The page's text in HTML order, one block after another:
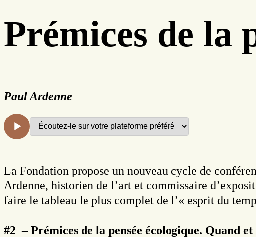
Prémices de la
Paul Ardenne
La Fondation propose un nouveau cycle de
Ardenne, historien de l’art et commissaire
faire le tableau le plus complet de l’« esprit du
#2 – Prémices de la pensée écologique. Quand